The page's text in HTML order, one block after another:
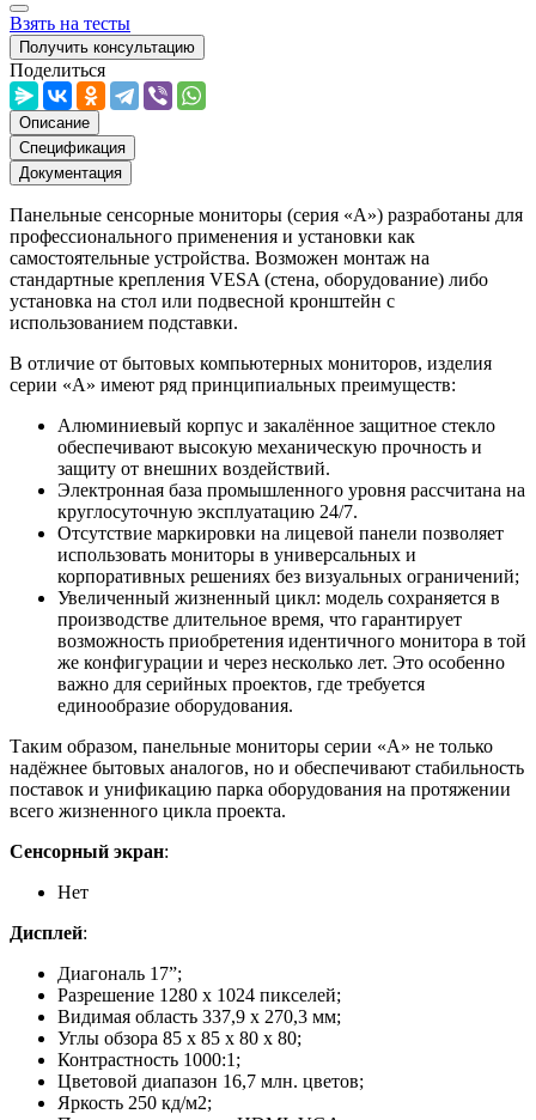
Взять на тесты
Получить консультацию
Поделиться
Описание
Спецификация
Документация
Панельные сенсорные мониторы (серия «А») разработаны для
профессионального применения и установки как
самостоятельные устройства. Возможен монтаж на
стандартные крепления VESA (стена, оборудование) либо
установка на стол или подвесной кронштейн с
использованием подставки.
В отличие от бытовых компьютерных мониторов, изделия
серии «А» имеют ряд принципиальных преимуществ:
Алюминиевый корпус и закалённое защитное стекло
обеспечивают высокую механическую прочность и
защиту от внешних воздействий.
Электронная база промышленного уровня рассчитана на
круглосуточную эксплуатацию 24/7.
Отсутствие маркировки на лицевой панели позволяет
использовать мониторы в универсальных и
корпоративных решениях без визуальных ограничений;
Увеличенный жизненный цикл: модель сохраняется в
производстве длительное время, что гарантирует
возможность приобретения идентичного монитора в той
же конфигурации и через несколько лет. Это особенно
важно для серийных проектов, где требуется
единообразие оборудования.
Таким образом, панельные мониторы серии «А» не только
надёжнее бытовых аналогов, но и обеспечивают стабильность
поставок и унификацию парка оборудования на протяжении
всего жизненного цикла проекта.
Сенсорный экран:
Нет
Дисплей:
Диагональ 17”;
Разрешение 1280 x 1024 пикселей;
Видимая область 337,9 х 270,3 мм;
Углы обзора 85 х 85 х 80 х 80;
Контрастность 1000:1;
Цветовой диапазон 16,7 млн. цветов;
Яркость 250 кд/м2;